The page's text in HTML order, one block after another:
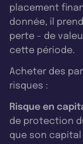
placement
donnée, il
perte - de
cette période.
Acheter des
risques :
Risque en
de protection
que son capital